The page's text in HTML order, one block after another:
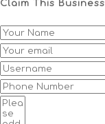
Claim This Business